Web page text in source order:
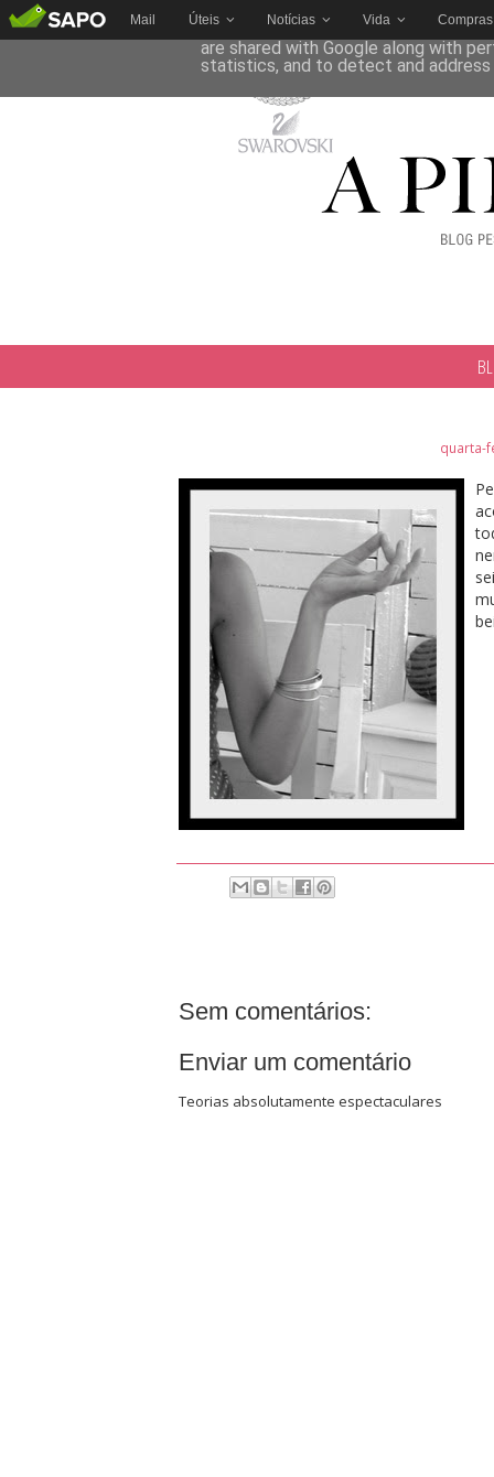
Mail Úteis Notícias Vida Compras
quarta-
Sem comentários:
Enviar um comentário
Teorias absolutamente espectaculares
This site uses cookies from Google
are shared with Google along with
statistics, and to detect and address